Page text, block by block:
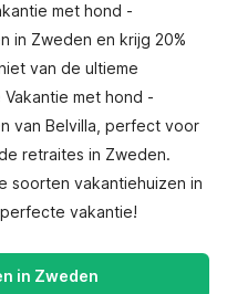
met hond -
in Zweden en krijg 20%
van de ultieme
met hond -
van Belvilla, perfect voor
retraites in Zweden.
soorten vakantiehuizen in
vakantie!
in Zweden